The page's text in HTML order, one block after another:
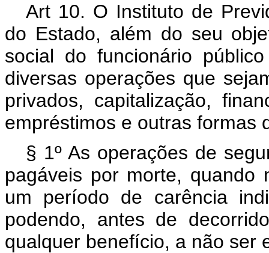
Art 10. O Instituto de
do Estado, além do seu
social do funcionário
diversas operações que
privados, capitalização,
empréstimos e outras formas
§ 1º As operações de
pagáveis por morte, quando
um período de carência
podendo, antes de
qualquer benefício, a não ser